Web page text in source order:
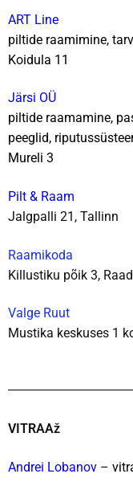
ART Line
piltide raamimine,
Koidula 11
Järsi OÜ
piltide raamamine,
peeglid,
Mureli 3
Pilt & Raam
Jalgpalli 21, Tallinn
Raamikoda
Killustiku põik 3,
Valge Ruut
Mustika keskuses 1
VITRAAž
Andrei Lobanov –